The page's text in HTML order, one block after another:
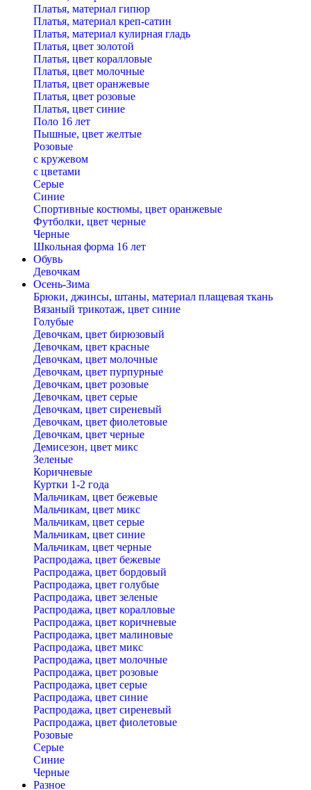
Платья, материал гипюр
Платья, материал креп-сатин
Платья, материал кулирная гладь
Платья, цвет золотой
Платья, цвет коралловые
Платья, цвет молочные
Платья, цвет оранжевые
Платья, цвет розовые
Платья, цвет синие
Поло 16 лет
Пышные, цвет желтые
Розовые
с кружевом
с цветами
Серые
Синие
Спортивные костюмы, цвет оранжевые
Футболки, цвет черные
Черные
Школьная форма 16 лет
Обувь
Девочкам
Осень-Зима
Брюки, джинсы, штаны, материал плащевая ткань
Вязаный трикотаж, цвет синие
Голубые
Девочкам, цвет бирюзовый
Девочкам, цвет красные
Девочкам, цвет молочные
Девочкам, цвет пурпурные
Девочкам, цвет розовые
Девочкам, цвет серые
Девочкам, цвет сиреневый
Девочкам, цвет фиолетовые
Девочкам, цвет черные
Демисезон, цвет микс
Зеленые
Коричневые
Куртки 1-2 года
Мальчикам, цвет бежевые
Мальчикам, цвет микс
Мальчикам, цвет серые
Мальчикам, цвет синие
Мальчикам, цвет черные
Распродажа, цвет бежевые
Распродажа, цвет бордовый
Распродажа, цвет голубые
Распродажа, цвет зеленые
Распродажа, цвет коралловые
Распродажа, цвет коричневые
Распродажа, цвет малиновые
Распродажа, цвет микс
Распродажа, цвет молочные
Распродажа, цвет розовые
Распродажа, цвет серые
Распродажа, цвет синие
Распродажа, цвет сиреневый
Распродажа, цвет фиолетовые
Розовые
Серые
Синие
Черные
Разное